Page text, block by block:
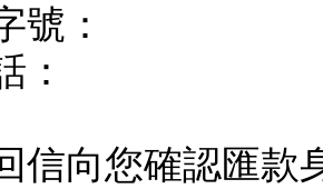
號：
：
信向您確認匯款